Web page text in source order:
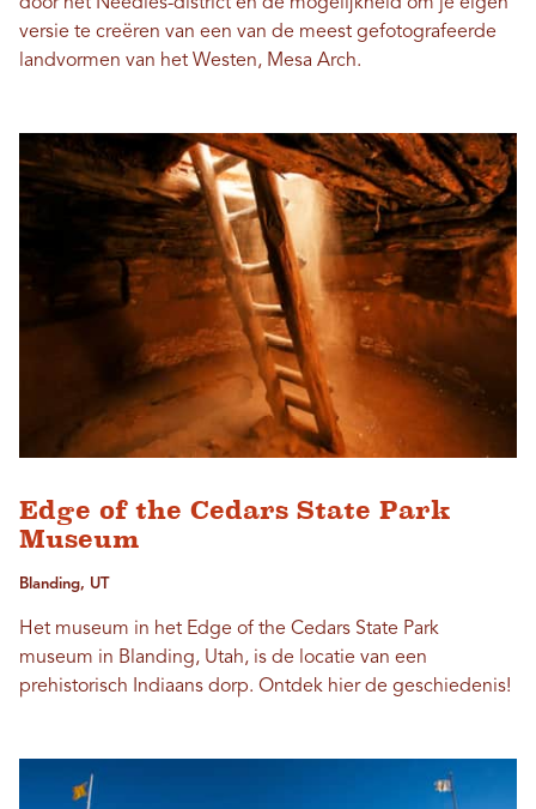
versie te creëren van een van de meest gefotografeerde
landvormen van het Westen, Mesa Arch.
Edge of the Cedars State Park
Museum
Blanding, UT
Het museum in het Edge of the Cedars State Park
museum in Blanding, Utah, is de locatie van een
prehistorisch Indiaans dorp. Ontdek hier de geschiedenis!